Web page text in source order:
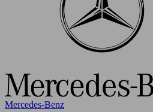
Mercedes-Benz